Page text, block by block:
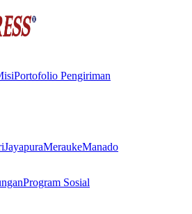
Portofolio Pengiriman
JayapuraMeraukeManado
Program Sosial